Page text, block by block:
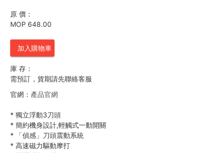
原 價：
MOP 648.00
加入購物車
庫 存：
需預訂，貨期請先聯絡客服
官網： 產品官網
* 獨立浮動3刀頭
* 簡約機身設計,輕觸式一動開關
* 「偵感」刀頭震動系統
* 高速磁力驅動摩打